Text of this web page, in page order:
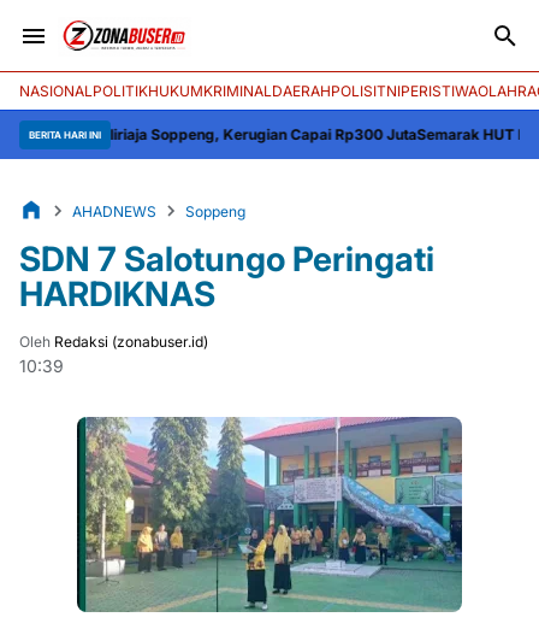
NASIONALPOLITIKHUKUMKRIMINALDAERAHPOLISITNIPERISTIWA
BERITA HARI INI
Soppeng, Kerugian Capai Rp300 JutaSemarak HUT ke-81 RI,
AHADNEWS Soppeng
SDN 7 Salotungo Peringati
HARDIKNAS
Oleh Redaksi (zonabuser.id)
10:39